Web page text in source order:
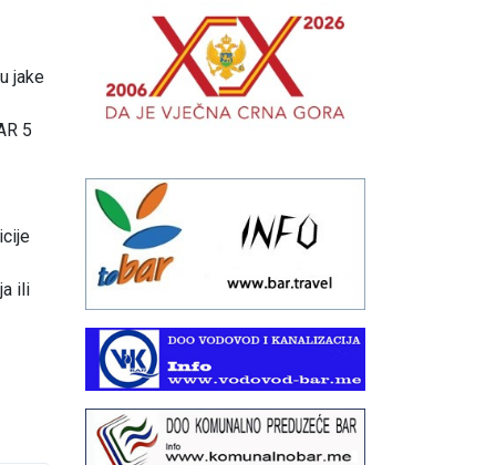
jake
5
ili